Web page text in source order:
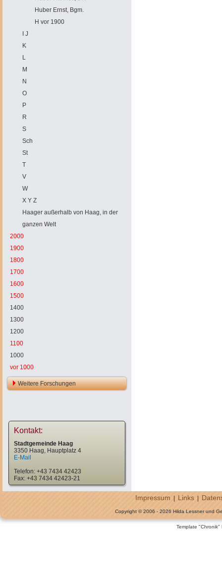
Huber Ernst, Bgm.
H vor 1900
I J
K
L
M
N
O
P
R
S
Sch
St
T
V
W
X Y Z
Haager außerhalb von Haag, in der
ganzen Welt
2000
1900
1800
1700
1600
1500
1400
1300
1200
1100
1000
vor 1000
Weitere Forschungen
Kontakt:
Stadtgemeinde Haag
3350 Haag, Hauptplatz 4
E-Mail
Telefon: +43 7434 42423
Fax: +43 7434 42423-21
Impressum|Links|
Copyright © 2006 - 2026 Hilda Lessner und
Template